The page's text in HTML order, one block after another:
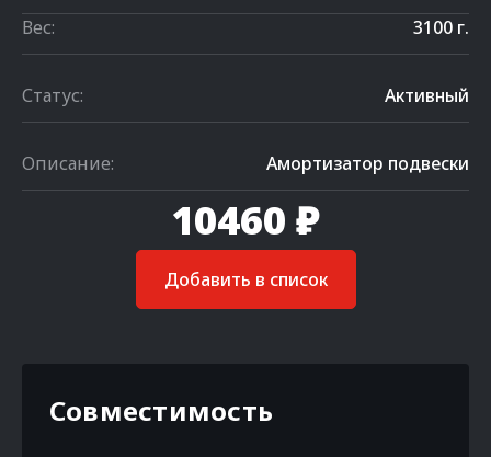
Вес:
3100 г.
Статус: Активный
Описание: Амортизатор подвески
10460 ₽
Добавить в список
Совместимость